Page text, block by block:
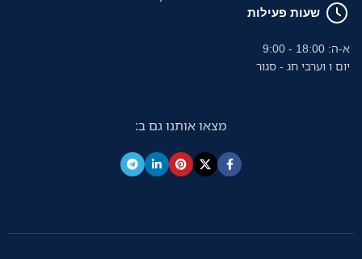
שעות פעילות
א-ה: 18:00 - 9:00
יום ו וערבי חג - סגור
מצאו אותנו גם ב: